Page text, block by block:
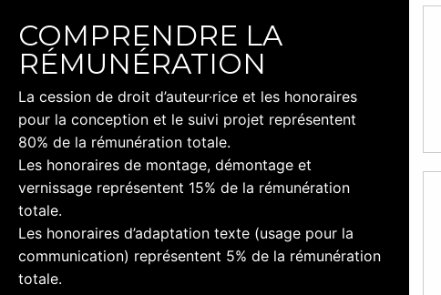
COMPRENDRE LA
RÉMUNÉRATION
La cession de droit d’auteur·rice et les honoraires
pour la conception et le suivi projet représentent
80% de la rémunération totale.
Les honoraires de montage, démontage et
vernissage représentent 15% de la rémunération
totale.
Les honoraires d’adaptation texte (usage pour la
communication) représentent 5% de la rémunération
totale.